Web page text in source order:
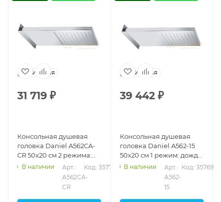
Италия
31 719 ₽
Консольная душевая
головка Daniel A562CA-
CR 50x20 см 2 режима:
дождь и каскад, хром
В наличии
Арт.:
A562CA-
CR
Код: 35772
Италия
39 442₽
Консольная душевая
головка Daniel A562-15
50x20 см 1 режим: дождь,
черный матовый
В наличии
Арт.:
A562-
15
Код: 35769